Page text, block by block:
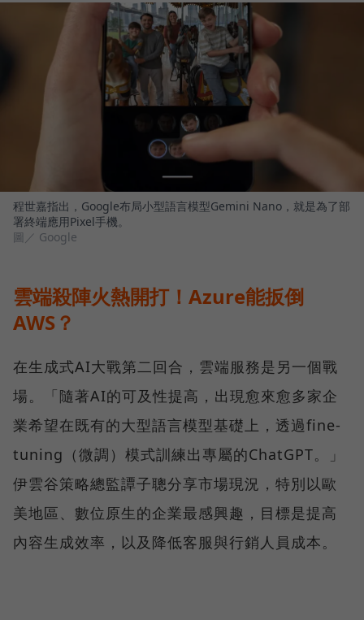
程世嘉指出，Google布局小型語言模型Gemini Nano，就是為了部
署終端應用Pixel手機。
圖／ Google
雲端殺陣火熱開打！Azure能扳倒
AWS？
在生成式AI大戰第二回合，雲端服務是另一個戰
場。「隨著AI的可及性提高，出現愈來愈多家企
業希望在既有的大型語言模型基礎上，透過fine-
tuning（微調）模式訓練出專屬的ChatGPT。」
伊雲谷策略總監譚子聰分享市場現況，特別以歐
美地區、數位原生的企業最感興趣，目標是提高
內容生成效率，以及降低客服與行銷人員成本。